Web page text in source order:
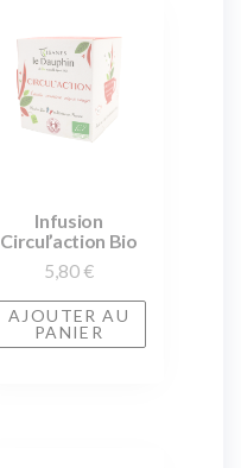
Infusion
Circul’action Bio
5,80 €
AJOUTER AU
PANIER